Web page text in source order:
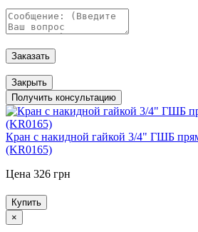
Заказать
Закрыть
Получить консультацию
Кран с накидной гайкой 3/4" ГШБ
(KR0165)
Цена 326 грн
Купить
×